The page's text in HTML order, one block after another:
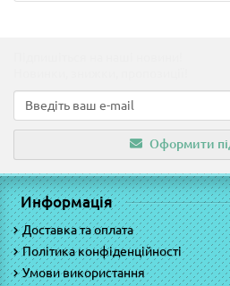
Оформити
Информація
Доставка та оплата
Політика конфіденційності
Умови використання